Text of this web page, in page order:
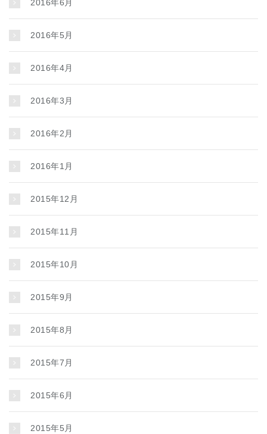
2016年6月
2016年5月
2016年4月
2016年3月
2016年2月
2016年1月
2015年12月
2015年11月
2015年10月
2015年9月
2015年8月
2015年7月
2015年6月
2015年5月